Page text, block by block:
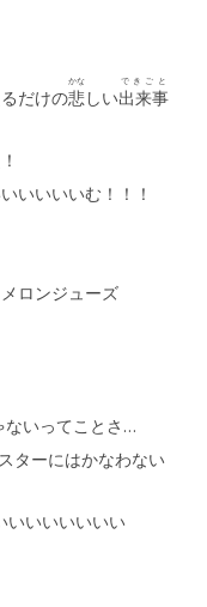
だけの悲
かな
しい出来事
できごと
いいいいむ！！！
ロンジューズ
ないってことさ…
ターにはかなわない
いいいいいいい